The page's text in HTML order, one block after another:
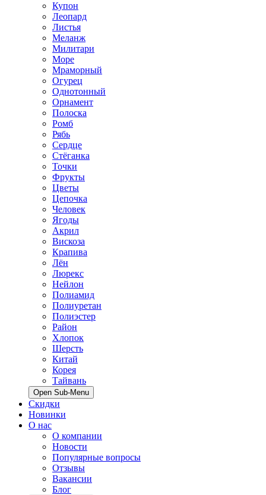
Купон
Леопард
Листья
Меланж
Милитари
Море
Мраморный
Огурец
Однотонный
Орнамент
Полоска
Ромб
Рябь
Сердце
Стёганка
Точки
Фрукты
Цветы
Цепочка
Человек
Ягоды
Акрил
Вискоза
Крапива
Лён
Люрекс
Нейлон
Полиамид
Полиуретан
Полиэстер
Район
Хлопок
Шерсть
Китай
Корея
Тайвань
Open Sub-Menu
Скидки
Новинки
О нас
О компании
Новости
Популярные вопросы
Отзывы
Вакансии
Блог